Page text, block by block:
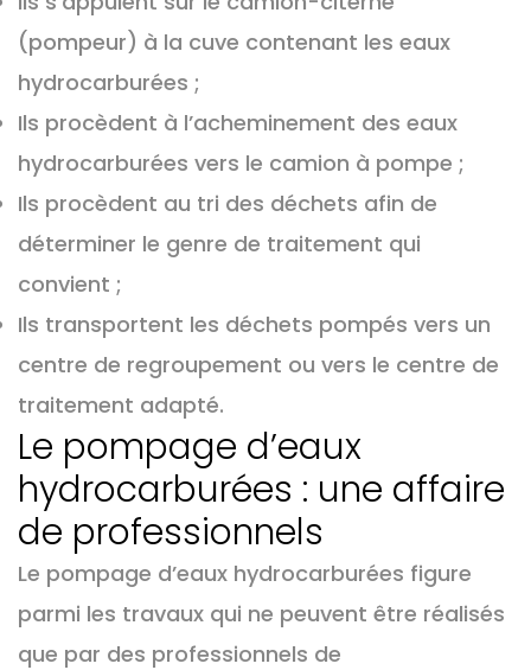
(pompeur) à la cuve contenant les eaux
hydrocarburées ;
Ils procèdent à l’acheminement des eaux
hydrocarburées vers le camion à pompe ;
Ils procèdent au tri des déchets afin de
déterminer le genre de traitement qui
convient ;
Ils transportent les déchets pompés vers un
centre de regroupement ou vers le centre de
traitement adapté.
Le pompage d’eaux
hydrocarburées : une affaire
de professionnels
Le pompage d’eaux hydrocarburées figure
parmi les travaux qui ne peuvent être réalisés
que par des professionnels de